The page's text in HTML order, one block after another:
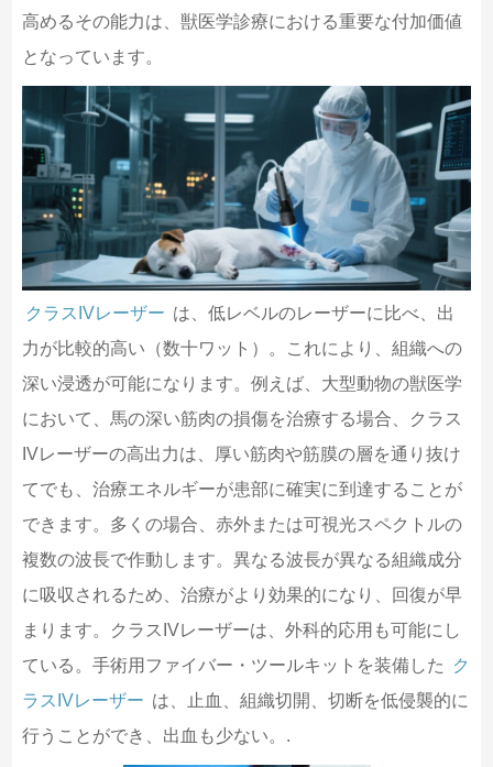
高めるその能力は、獣医学診療における重要な付加価値
となっています。
クラスIVレーザー は、低レベルのレーザーに比べ、出
力が比較的高い（数十ワット）。これにより、組織への
深い浸透が可能になります。例えば、大型動物の獣医学
において、馬の深い筋肉の損傷を治療する場合、クラス
IVレーザーの高出力は、厚い筋肉や筋膜の層を通り抜け
てでも、治療エネルギーが患部に確実に到達することが
できます。多くの場合、赤外または可視光スペクトルの
複数の波長で作動します。異なる波長が異なる組織成分
に吸収されるため、治療がより効果的になり、回復が早
まります。クラスIVレーザーは、外科的応用も可能にし
ている。手術用ファイバー・ツールキットを装備した
ク
ラスIVレーザー は、止血、組織切開、切断を低侵襲的に
行うことができ、出血も少ない。.